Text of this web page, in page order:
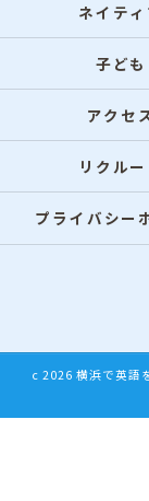
ネイティ
子ども
アクセ
リクルー
プライバシー
c 2026 横浜で英